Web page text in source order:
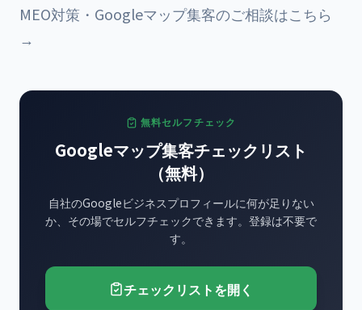
MEO対策・Googleマップ集客のご相談はこちら
→
無料セルフチェック
Googleマップ集客チェックリスト
（無料）
自社のGoogleビジネスプロフィールに何が足りない
か、その場でセルフチェックできます。登録は不要で
す。
チェックリストを開く